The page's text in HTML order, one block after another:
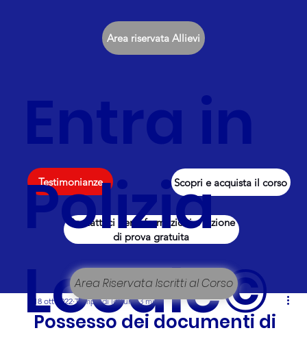
Contattaci per informazioni e lezione
di prova gratuita
Scopri e acquista il corso
Testimonianze
Entra in
Polizia
Locale©
Area riservata Allievi
Area Riservata Iscritti al Corso
Possesso dei documenti di
18 ott 2022 Tempo di lettura: 3 min